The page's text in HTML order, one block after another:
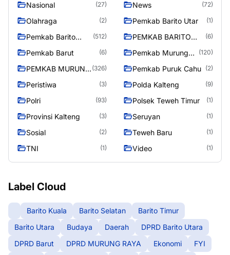
Nasional (27) News (72)
Olahraga (2) Pemkab Barito Utar (1)
Pemkab Barito
(512)
PEMKAB BARITO
(6)
Pemkab Barut (6)
Pemkab Murung
(120)
PEMKAB MURUNG (326) Pemkab Puruk Cahu (2)
Peristiwa (3) Polda Kalteng (9)
Polri (93) Polsek Teweh Timur (1)
Provinsi Kalteng (3) Seruyan (1)
Sosial (2) Teweh Baru (1)
TNI (1) Video (1)
Label Cloud
Barito Kuala Barito Selatan
Barito Timur
Barito Utara
Budaya Daerah
DPRD Barito Utara
DPRD Barut
DPRD MURUNG RAYA Ekonomi
FYI